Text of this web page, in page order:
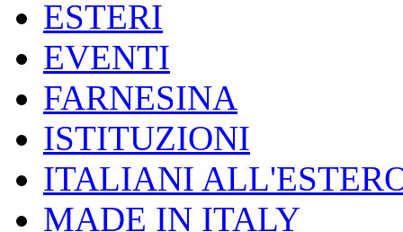
ESTERI
EVENTI
FARNESINA
ISTITUZIONI
ITALIANI
MADE IN ITALY